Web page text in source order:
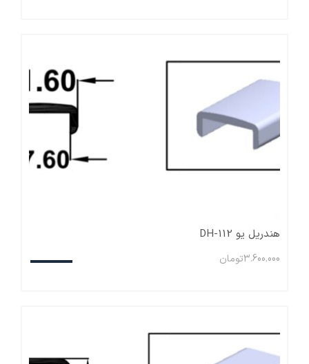
هندریل یو DH-112
3.600.000تومان